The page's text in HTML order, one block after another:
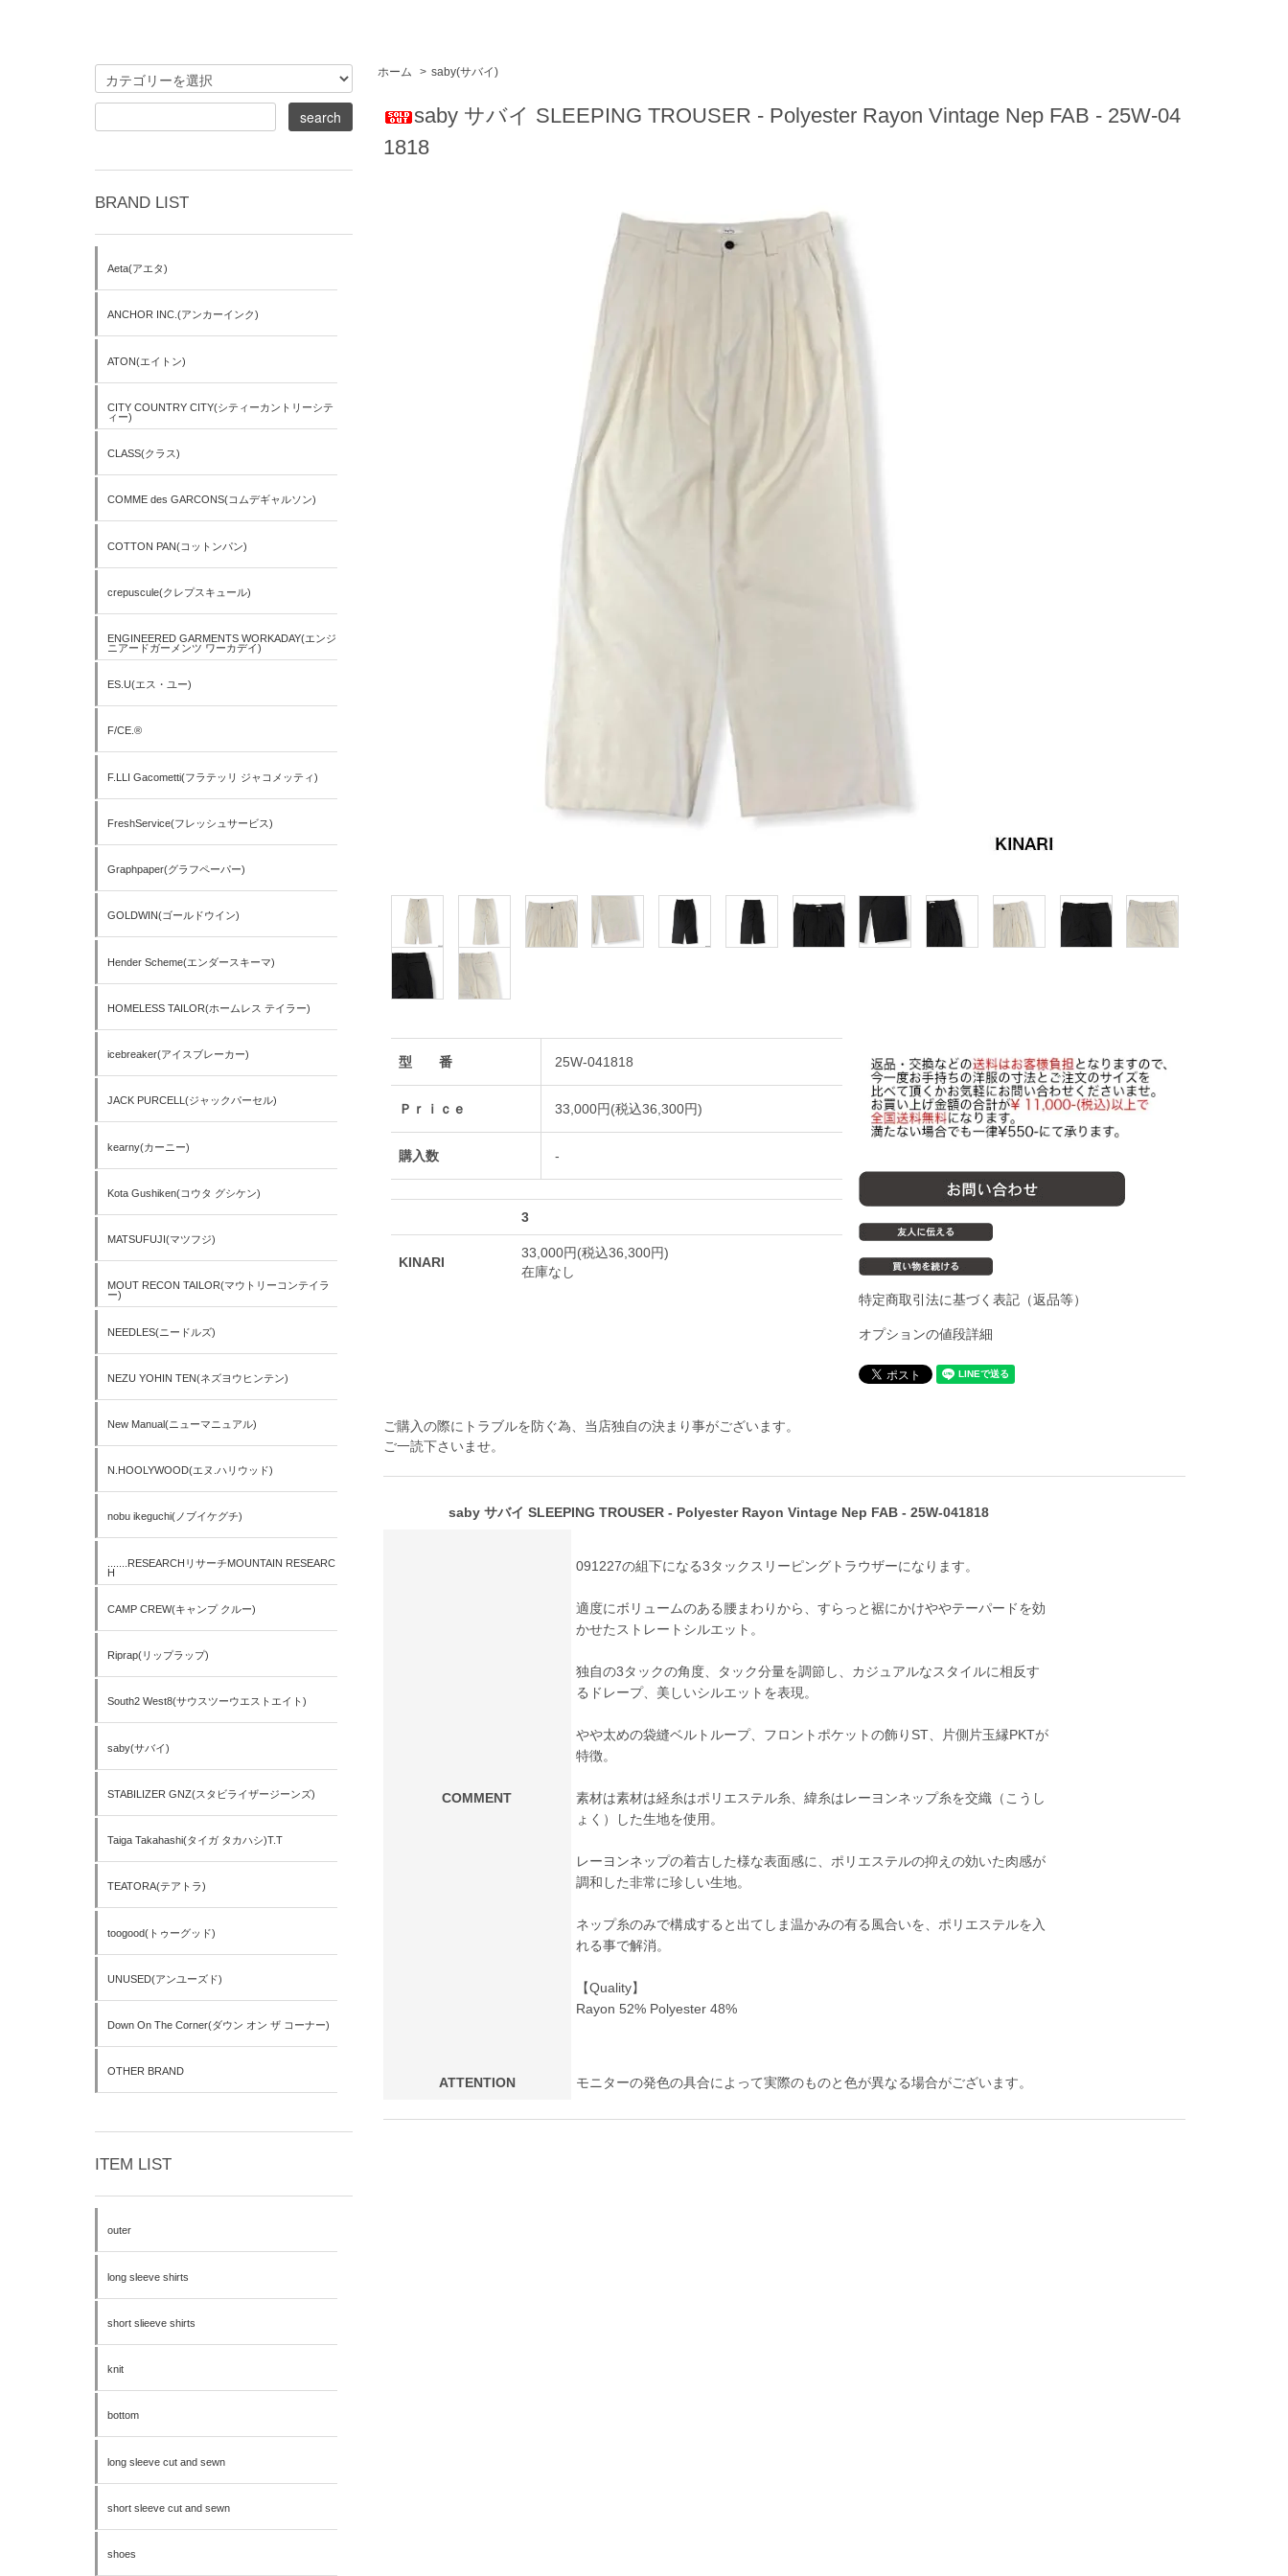
ホーム > saby(サバイ)
saby サバイ SLEEPING TROUSER - Polyester Rayon Vintage Nep FAB - 25W-04
1818
型 番 25W-041818
Ｐｒｉｃｅ 33,000円(税込36,300円)
購入数 -
3
KINARI
33,000円(税込36,300円)
在庫なし
特定商取引法に基づく表記（返品等）
オプションの値段詳細
ご購入の際にトラブルを防ぐ為、当店独自の決まり事がございます。
ご一読下さいませ。
saby サバイ SLEEPING TROUSER - Polyester Rayon Vintage Nep FAB - 25W-041818
COMMENT
091227の組下になる3タックスリーピングトラウザーになります。
適度にボリュームのある腰まわりから、すらっと裾にかけややテーパードを効
かせたストレートシルエット。
独自の3タックの角度、タック分量を調節し、カジュアルなスタイルに相反す
るドレープ、美しいシルエットを表現。
やや太めの袋縫ベルトループ、フロントポケットの飾りST、片側片玉縁PKTが
特徴。
素材は素材は経糸はポリエステル糸、緯糸はレーヨンネップ糸を交織（こうし
ょく）した生地を使用。
レーヨンネップの着古した様な表面感に、ポリエステルの抑えの効いた肉感が
調和した非常に珍しい生地。
ネップ糸のみで構成すると出てしま温かみの有る風合いを、ポリエステルを入
れる事で解消。
【Quality】
Rayon 52% Polyester 48%
ATTENTION モニターの発色の具合によって実際のものと色が異なる場合がございます。
BRAND LIST
Aeta(アエタ)
ANCHOR INC.(アンカーインク)
ATON(エイトン)
CITY COUNTRY CITY(シティーカントリーシテ
ィー)
CLASS(クラス)
COMME des GARCONS(コムデギャルソン)
COTTON PAN(コットンパン)
crepuscule(クレプスキュール)
ENGINEERED GARMENTS WORKADAY(エンジ
ニアードガーメンツ ワーカデイ)
ES.U(エス・ユー)
F/CE.®
F.LLI Gacometti(フラテッリ ジャコメッティ)
FreshService(フレッシュサービス)
Graphpaper(グラフペーパー)
GOLDWIN(ゴールドウイン)
Hender Scheme(エンダースキーマ)
HOMELESS TAILOR(ホームレス テイラー)
icebreaker(アイスブレーカー)
JACK PURCELL(ジャックパーセル)
kearny(カーニー)
Kota Gushiken(コウタ グシケン)
MATSUFUJI(マツフジ)
MOUT RECON TAILOR(マウトリーコンテイラ
ー)
NEEDLES(ニードルズ)
NEZU YOHIN TEN(ネズヨウヒンテン)
New Manual(ニューマニュアル)
N.HOOLYWOOD(エヌ.ハリウッド)
nobu ikeguchi(ノブイケグチ)
.......RESEARCHリサーチMOUNTAIN RESEARC
H
CAMP CREW(キャンプ クルー)
Riprap(リップラップ)
South2 West8(サウスツーウエストエイト)
saby(サバイ)
STABILIZER GNZ(スタビライザージーンズ)
Taiga Takahashi(タイガ タカハシ)T.T
TEATORA(テアトラ)
toogood(トゥーグッド)
UNUSED(アンユーズド)
Down On The Corner(ダウン オン ザ コーナー)
OTHER BRAND
ITEM LIST
outer
long sleeve shirts
short slieeve shirts
knit
bottom
long sleeve cut and sewn
short sleeve cut and sewn
shoes